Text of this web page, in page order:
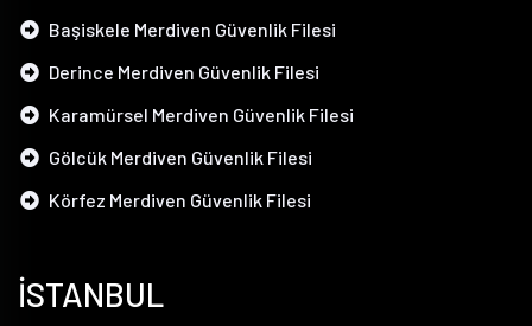
Başiskele Merdiven Güvenlik Filesi
Derince Merdiven Güvenlik Filesi
Karamürsel Merdiven Güvenlik Filesi
Gölcük Merdiven Güvenlik Filesi
Körfez Merdiven Güvenlik Filesi
İSTANBUL